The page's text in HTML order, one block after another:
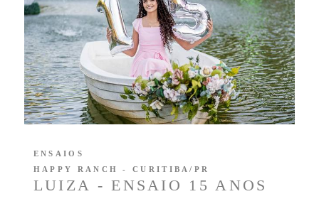
LUIZA - ENSAIO 15 ANOS
ENSAIOS
HAPPY RANCH - CURITIBA/PR